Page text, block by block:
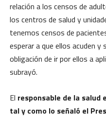
relación a los censos de
los centros de salud y
tenemos censos de
esperar a que ellos acuden
obligación de ir por ellos a
subrayó.
El responsable de la salud
tal y como lo señaló el